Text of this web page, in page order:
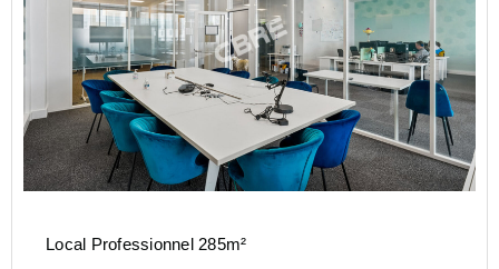
Local Professionnel 285m²